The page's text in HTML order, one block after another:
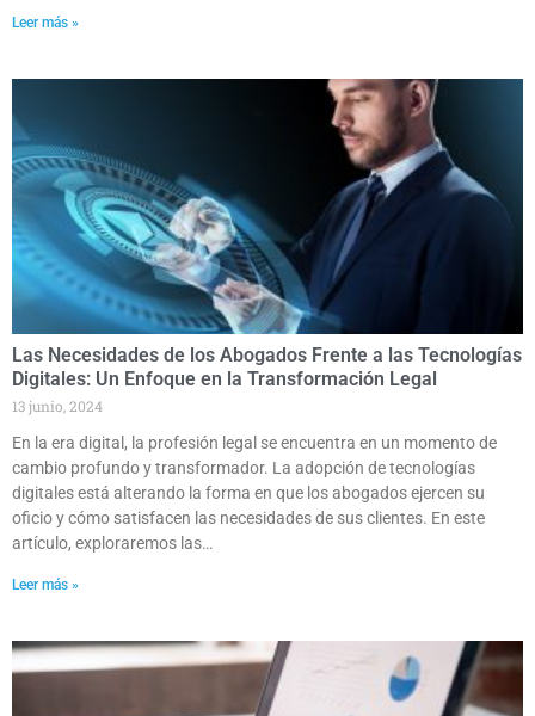
Leer más »
Las Necesidades de los Abogados Frente a las Tecnologías
Digitales: Un Enfoque en la Transformación Legal
13 junio, 2024
En la era digital, la profesión legal se encuentra en un momento de
cambio profundo y transformador. La adopción de tecnologías
digitales está alterando la forma en que los abogados ejercen su
oficio y cómo satisfacen las necesidades de sus clientes. En este
artículo, exploraremos las…
Leer más »